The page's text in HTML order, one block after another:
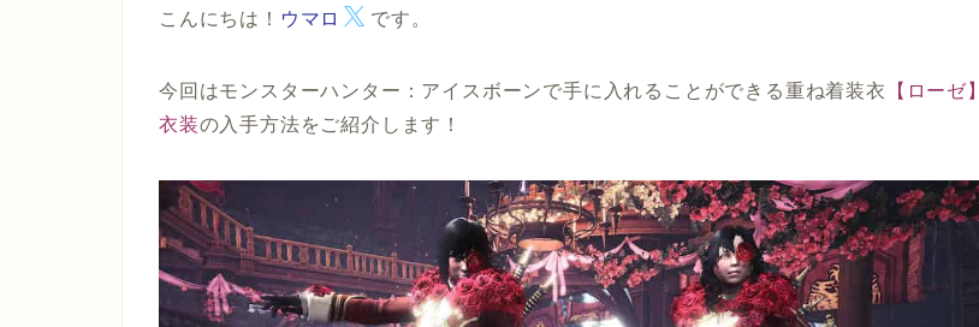
こんにちは！ ウマロ です。
今回はモンスターハンター：アイスボーンで手に入れることができる重ね着装衣
【ローゼ】
衣装の入手方法をご紹介します！